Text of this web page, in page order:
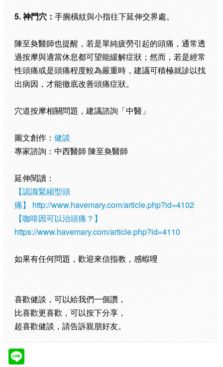
5. 神門穴： 手腕橫紋與小指往下延伸交界處。
陳至奐醫師也提醒，若是單純疲勞引起的頭痛，通常透
過按摩與適當休息都可望能緩解症狀；然而，若是經常
性頭痛或是頭痛程度較為嚴重時，建議可積極就診以找
出病因，才能徹底改善頭痛症狀。
穴道按摩相關問題，建議諮詢「中醫」
圖文創作： 健談
專家諮詢：中西醫師 陳至奐醫師
延伸閱讀：
【認識緊縮型頭
痛】
http://www.havemary.com/article.php?id=4102
【咖啡因可以治頭痛？】
https://www.havemary.com/article.php?id=4110
如果有任何問題，歡迎來信指教，感蝦哩
喜歡健談，可以給我們一個讚，
比喜歡更喜歡，可以按下分享，
超喜歡健談，請告訴親朋好友。